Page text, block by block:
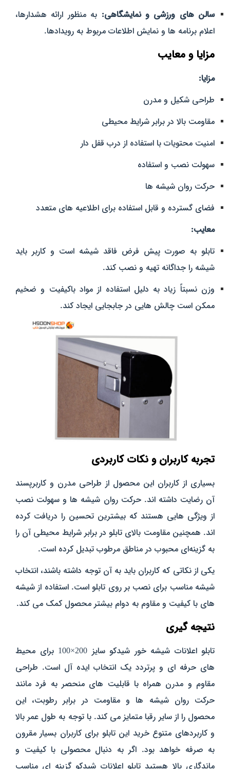
سالن‌ های ورزشی و نمایشگاهی: به منظور ارائه هشدارها،
اعلام برنامه‌ ها و نمایش اطلاعات مربوط به رویدادها.
مزایا و معایب
مزایا:
طراحی شکیل و مدرن
مقاومت بالا در برابر شرایط محیطی
امنیت محتویات با استفاده از درب قفل‌ دار
سهولت نصب و استفاده
حرکت روان شیشه‌ ها
فضای گسترده و قابل استفاده برای اطلاعیه‌ های متعدد
معایب:
تابلو به صورت پیش‌ فرض فاقد شیشه است و کاربر باید
شیشه را جداگانه تهیه و نصب کند.
وزن نسبتاً زیاد به دلیل استفاده از مواد باکیفیت و ضخیم
ممکن است چالش‌ هایی در جابجایی ایجاد کند.
تجربه کاربران و نکات کاربردی
بسیاری از کاربران این محصول از طراحی مدرن و کاربرپسند
آن رضایت داشته‌ اند. حرکت روان شیشه‌ ها و سهولت نصب
از ویژگی‌ هایی هستند که بیشترین تحسین را دریافت کرده‌
اند. همچنین مقاومت بالای تابلو در برابر شرایط محیطی آن را
به گزینه‌ای محبوب در مناطق مرطوب تبدیل کرده است.
یکی از نکاتی که کاربران باید به آن توجه داشته باشند، انتخاب
شیشه مناسب برای نصب بر روی تابلو است. استفاده از شیشه‌
های با کیفیت و مقاوم به دوام بیشتر محصول کمک می‌ کند.
نتیجه‌ گیری
تابلو اعلانات شیشه خور شیدکو سایز 200×100 برای محیط‌
های حرفه‌ ای و پرتردد یک انتخاب ایده‌ آل است. طراحی
مقاوم و مدرن همراه با قابلیت‌ های منحصر به فرد مانند
حرکت روان شیشه‌ ها و مقاومت در برابر رطوبت، این
محصول را از سایر رقبا متمایز می‌ کند. با توجه به طول عمر بالا
و کاربردهای متنوع خرید این تابلو برای کاربران بسیار مقرون
به صرفه خواهد بود. اگر به دنبال محصولی با کیفیت و
ماندگاری بالا هستید تابلو اعلانات شیدکو گزینه‌ ای مناسب